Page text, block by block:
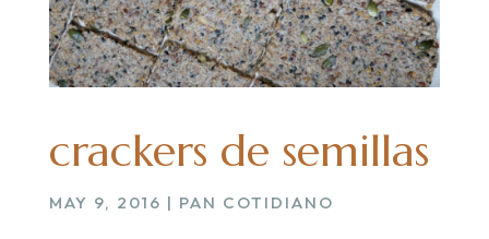
crackers de semillas
MAY 9, 2016 | PAN COTIDIANO